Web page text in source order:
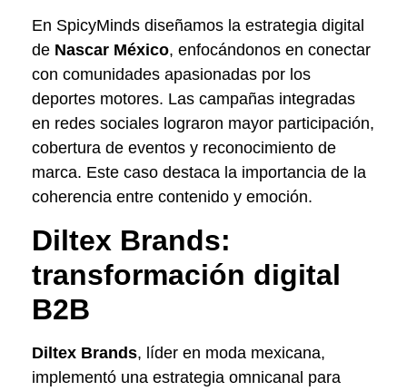
En SpicyMinds diseñamos la estrategia digital
de Nascar México, enfocándonos en conectar
con comunidades apasionadas por los
deportes motores. Las campañas integradas
en redes sociales lograron mayor participación,
cobertura de eventos y reconocimiento de
marca. Este caso destaca la importancia de la
coherencia entre contenido y emoción.
Diltex Brands:
transformación digital
B2B
Diltex Brands, líder en moda mexicana,
implementó una estrategia omnicanal para